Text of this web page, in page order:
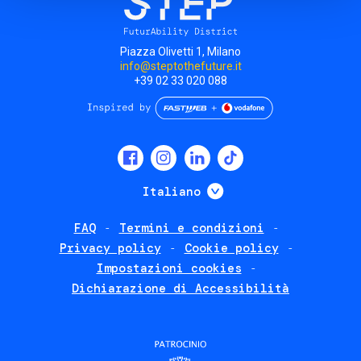
Piazza Olivetti 1, Milano
info@steptothefuture.it
+39 02 33 020 088
Italiano Mostra ulteriori
FAQ
Termini e condizioni
Privacy policy
Cookie policy
Impostazioni cookies
Dichiarazione di Accessibilità